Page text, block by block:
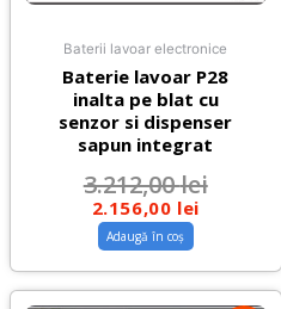
Baterii lavoar electronice
Baterie lavoar P28
inalta pe blat cu
senzor si dispenser
sapun integrat
3.212,00lei
2.156,00 lei
Adaugă în coș